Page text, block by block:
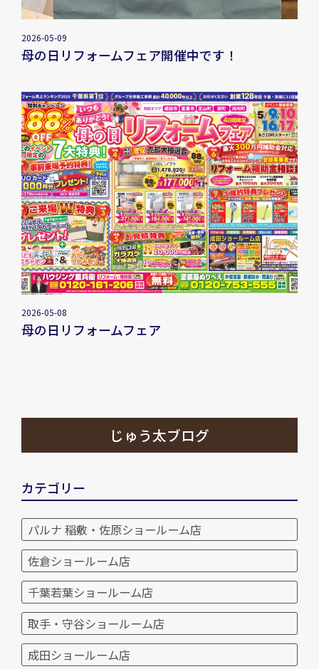
2026-05-09
母の日リフォームフェア開催中です！
2026-05-08
母の日リフォームフェア
じゅう太ブログ
カテゴリー
パルナ 稲敷・佐原ショールーム店
佐倉ショールーム店
千葉若葉ショールーム店
取手・守谷ショールーム店
成田ショールーム店